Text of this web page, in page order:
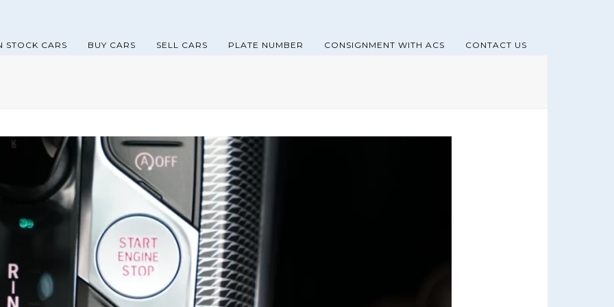
STOCK CARS BUY CARS SELL CARS PLATE NUMBER CONSIGNMENT WITH ACS CONTACT US